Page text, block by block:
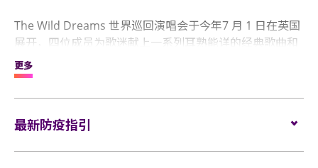
The Wild Dreams 世界巡回演唱会于今年7 月 1 日在英国
展开，四位成员为歌迷献上一系列耳熟能详的经典歌曲和
多首近期大热。 Westlife更于演唱会上大唱瑞典殿堂级组
合ABBA的串烧金曲，为歌迷带来惊喜。
更多
最新防疫指引